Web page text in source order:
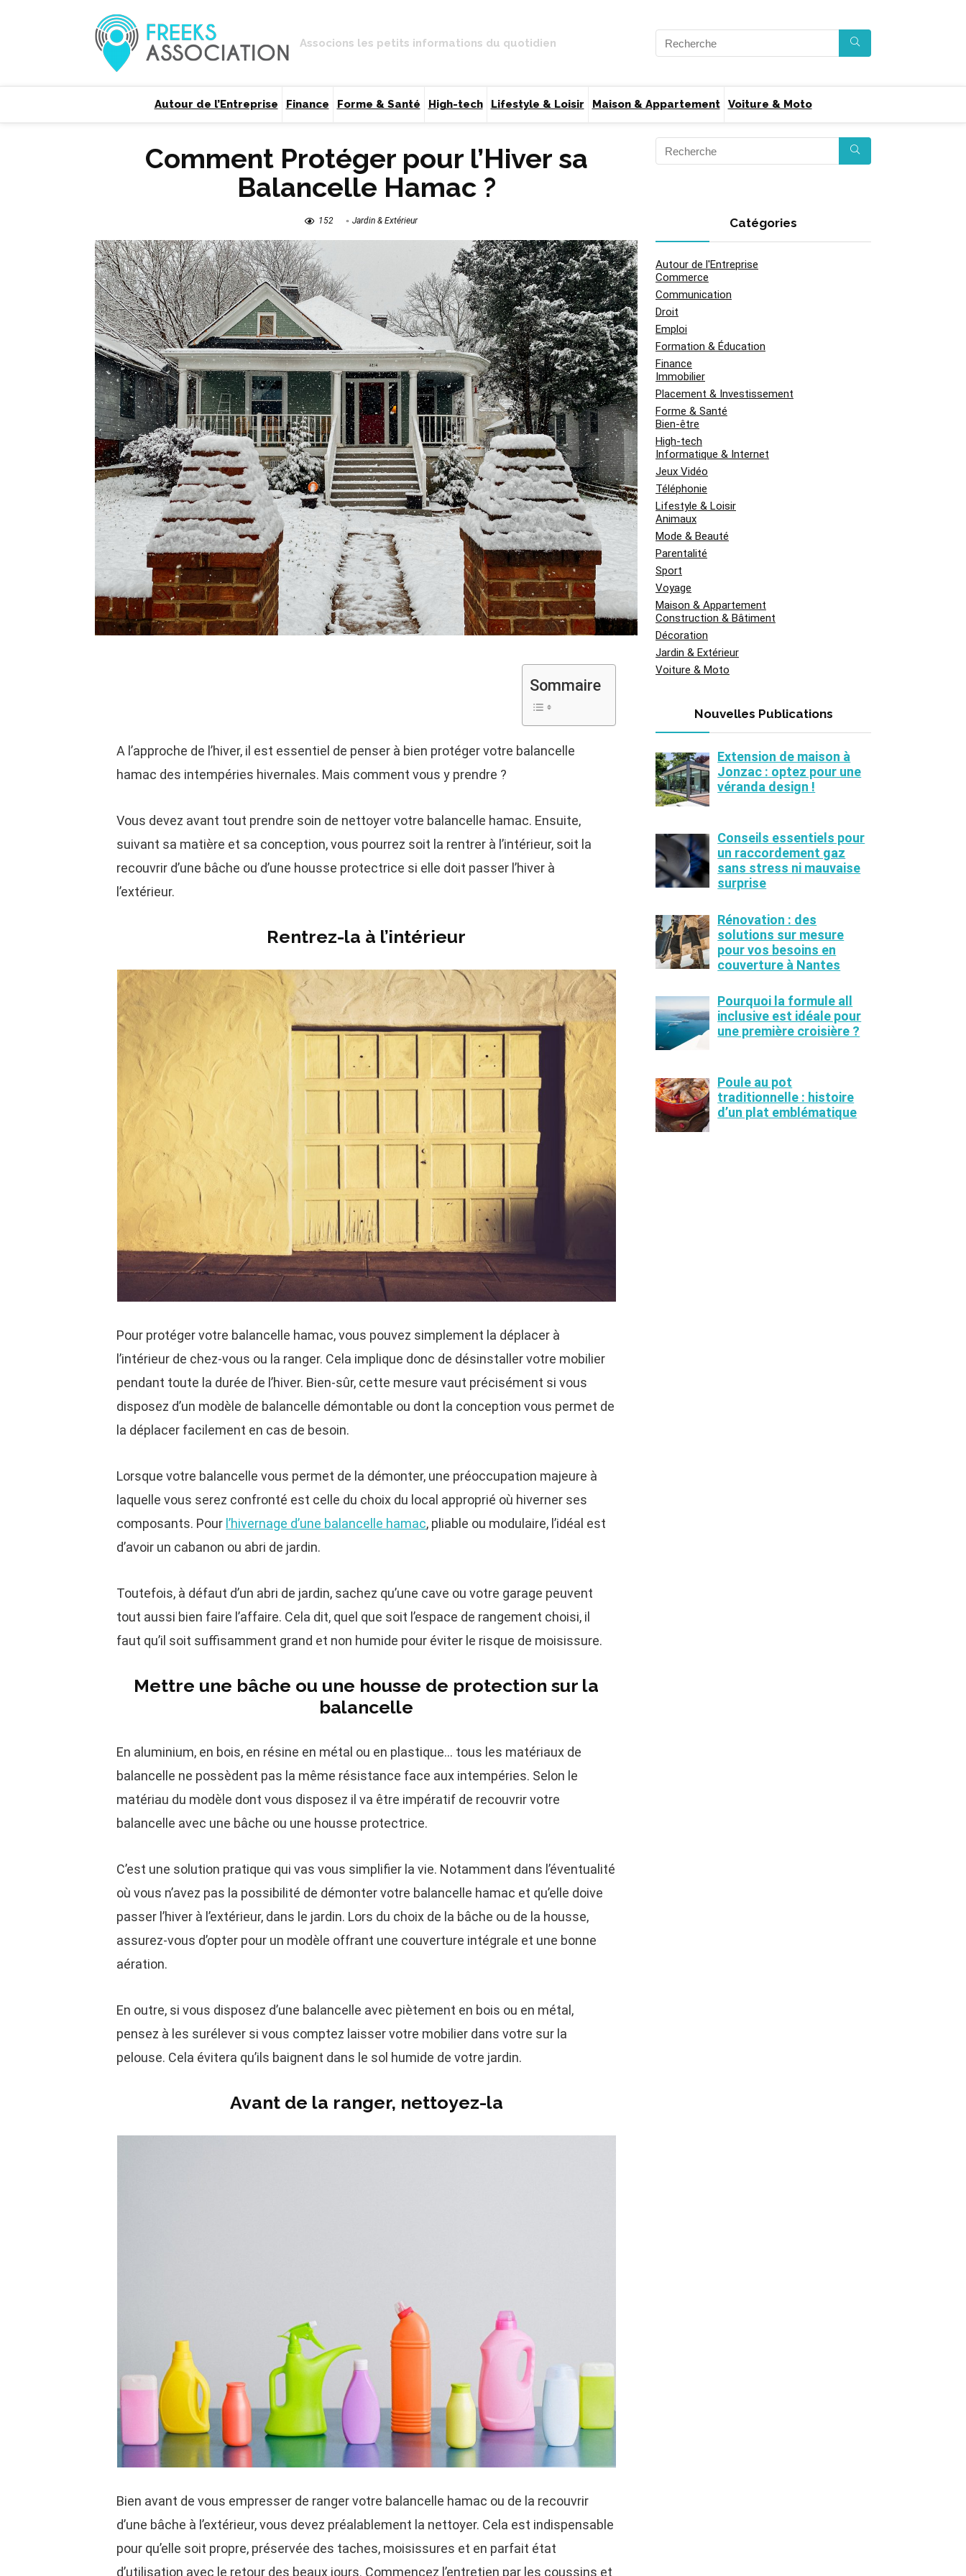
Associons les petits informations du quotidien
Autour de l’Entreprise Finance Forme & Santé High-tech Lifestyle & Loisir Maison & Appartement Voiture & Moto
Comment Protéger pour l’Hiver sa
Balancelle Hamac ?
152 Jardin & Extérieur
Sommaire
A l’approche de l’hiver, il est essentiel de penser à bien protéger votre balancelle
hamac des intempéries hivernales. Mais comment vous y prendre ?
Vous devez avant tout prendre soin de nettoyer votre balancelle hamac. Ensuite,
suivant sa matière et sa conception, vous pourrez soit la rentrer à l’intérieur, soit la
recouvrir d’une bâche ou d’une housse protectrice si elle doit passer l’hiver à
l’extérieur.
Rentrez-la à l’intérieur
Pour protéger votre balancelle hamac, vous pouvez simplement la déplacer à
l’intérieur de chez-vous ou la ranger. Cela implique donc de désinstaller votre mobilier
pendant toute la durée de l’hiver. Bien-sûr, cette mesure vaut précisément si vous
disposez d’un modèle de balancelle démontable ou dont la conception vous permet de
la déplacer facilement en cas de besoin.
Lorsque votre balancelle vous permet de la démonter, une préoccupation majeure à
laquelle vous serez confronté est celle du choix du local approprié où hiverner ses
composants. Pour l’hivernage d’une balancelle hamac, pliable ou modulaire, l’idéal est
d’avoir un cabanon ou abri de jardin.
Toutefois, à défaut d’un abri de jardin, sachez qu’une cave ou votre garage peuvent
tout aussi bien faire l’affaire. Cela dit, quel que soit l’espace de rangement choisi, il
faut qu’il soit suffisamment grand et non humide pour éviter le risque de moisissure.
Mettre une bâche ou une housse de protection sur la
balancelle
En aluminium, en bois, en résine en métal ou en plastique… tous les matériaux de
balancelle ne possèdent pas la même résistance face aux intempéries. Selon le
matériau du modèle dont vous disposez il va être impératif de recouvrir votre
balancelle avec une bâche ou une housse protectrice.
C’est une solution pratique qui vas vous simplifier la vie. Notamment dans l’éventualité
où vous n’avez pas la possibilité de démonter votre balancelle hamac et qu’elle doive
passer l’hiver à l’extérieur, dans le jardin. Lors du choix de la bâche ou de la housse,
assurez-vous d’opter pour un modèle offrant une couverture intégrale et une bonne
aération.
En outre, si vous disposez d’une balancelle avec piètement en bois ou en métal,
pensez à les surélever si vous comptez laisser votre mobilier dans votre sur la
pelouse. Cela évitera qu’ils baignent dans le sol humide de votre jardin.
Avant de la ranger, nettoyez-la
Bien avant de vous empresser de ranger votre balancelle hamac ou de la recouvrir
d’une bâche à l’extérieur, vous devez préalablement la nettoyer. Cela est indispensable
pour qu’elle soit propre, préservée des taches, moisissures et en parfait état
d’utilisation avec le retour des beaux jours. Commencez l’entretien par les coussins et
Catégories
Autour de l'Entreprise
Commerce
Communication
Droit
Emploi
Formation & Éducation
Finance
Immobilier
Placement & Investissement
Forme & Santé
Bien-être
High-tech
Informatique & Internet
Jeux Vidéo
Téléphonie
Lifestyle & Loisir
Animaux
Mode & Beauté
Parentalité
Sport
Voyage
Maison & Appartement
Construction & Bâtiment
Décoration
Jardin & Extérieur
Voiture & Moto
Nouvelles Publications
Extension de maison à
Jonzac : optez pour une
véranda design !
Conseils essentiels pour
un raccordement gaz
sans stress ni mauvaise
surprise
Rénovation : des
solutions sur mesure
pour vos besoins en
couverture à Nantes
Pourquoi la formule all
inclusive est idéale pour
une première croisière ?
Poule au pot
traditionnelle : histoire
d’un plat emblématique